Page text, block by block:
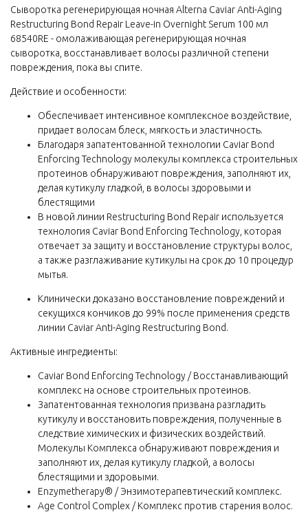
Сыворотка регенерирующая ночная Alterna Caviar Anti-Aging
Restructuring Bond Repair Leave-in Overnight Serum 100 мл
68540RE - омолаживающая регенерирующая ночная
сыворотка, восстанавливает волосы различной степени
повреждения, пока вы спите.
Действие и особенности:
Обеспечивает интенсивное комплексное воздействие,
придает волосам блеск, мягкость и эластичность.
Благодаря запатентованной технологии Caviar Bond
Enforcing Technology молекулы комплекса строительных
протеинов обнаруживают повреждения, заполняют их,
делая кутикулу гладкой, в волосы здоровыми и
блестящими
В новой линии Restructuring Bond Repair используется
технология Caviar Bond Enforcing Technology, которая
отвечает за защиту и восстановление структуры волос,
а также разглаживание кутикулы на срок до 10 процедур
мытья.
Клинически доказано восстановление повреждений и
секущихся кончиков до 99% после применения средств
линии Caviar Anti-Aging Restructuring Bond.
Активные ингредиенты:
Caviar Bond Enforcing Technology / Восстанавливающий
комплекс на основе строительных протеинов.
Запатентованная технология призвана разгладить
кутикулу и восстановить повреждения, полученные в
следствие химических и физических воздействий.
Молекулы Комплекса обнаруживают повреждения и
заполняют их, делая кутикулу гладкой, а волосы
блестящими и здоровыми.
Enzymetherapy® / Энзимотерапевтический комплекс.
Age Control Complex / Комплекс против старения волос.